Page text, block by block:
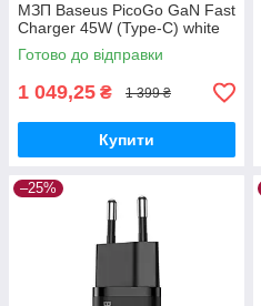
МЗП Baseus PicoGo GaN Fast
Charger 45W (Type-C) white
Готово до відправки
1 049,25 ₴ 1 399 ₴
Купити
–25%